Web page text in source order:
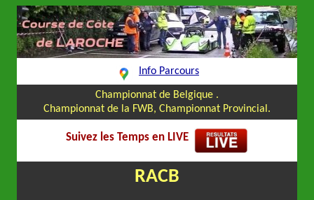
Info Parcours
Championnat de Belgique .
Championnat de la FWB, Championnat Provincial.
Suivez les Temps en LIVE
RACB